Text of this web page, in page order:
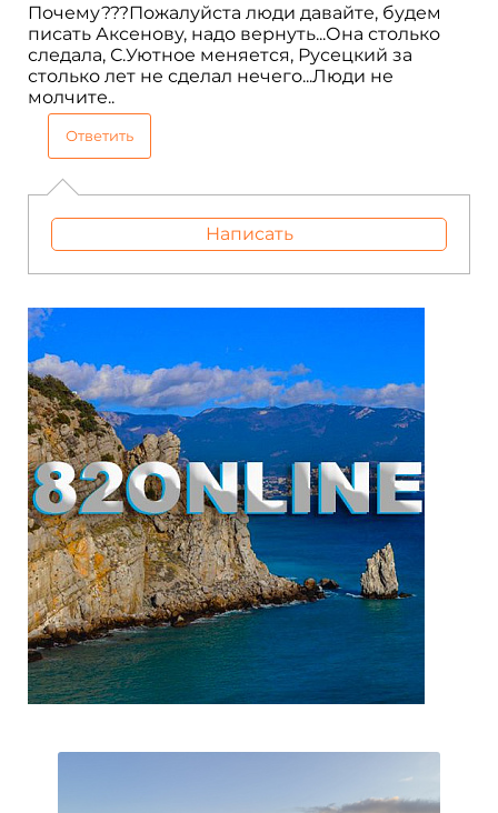
Почему???Пожалуйста люди давайте, будем
писать Аксенову, надо вернуть...Она столько
следала, С.Уютное меняется, Русецкий за
столько лет не сделал нечего...Люди не
молчите..
Ответить
Написать